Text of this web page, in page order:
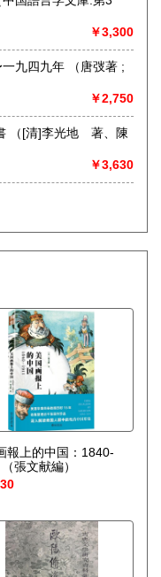
￥3,300
年 （唐弢著 ;
￥2,750
￥3,630
報上的中国：1840-
（張文献編）